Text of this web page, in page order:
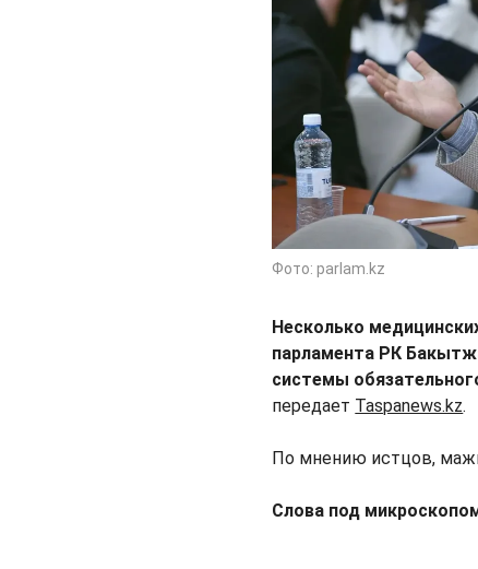
Фото: parlam.kz
Несколько
парламента РК
системы
передает Taspanews.kz.
По мнению истцов,
Слова под